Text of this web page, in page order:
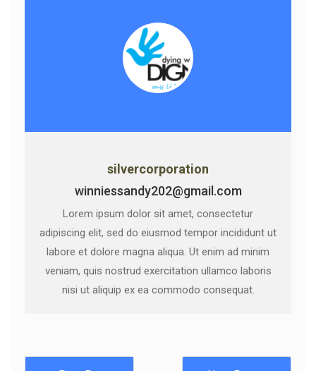
silvercorporation
winniessandy202@gmail.com
Lorem ipsum dolor sit amet, consectetur
adipiscing elit, sed do eiusmod tempor incididunt ut
labore et dolore magna aliqua. Ut enim ad minim
veniam, quis nostrud exercitation ullamco laboris
nisi ut aliquip ex ea commodo consequat.